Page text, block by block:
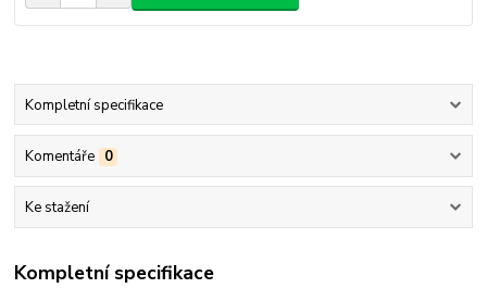
Kompletní specifikace
Komentáře 0
Ke stažení
Kompletní specifikace